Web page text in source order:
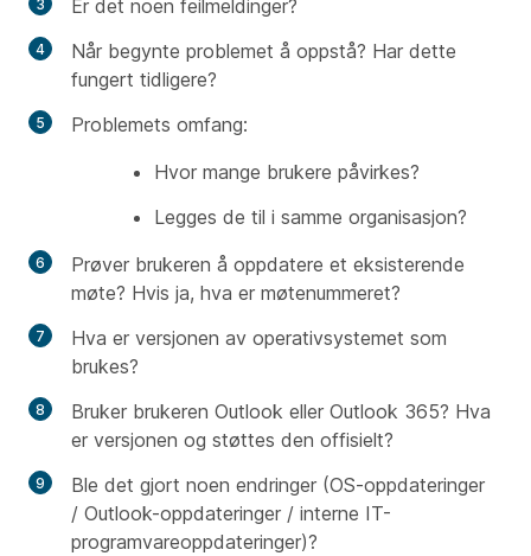
Er det noen feilmeldinger?
Når begynte problemet å oppstå? Har dette
fungert tidligere?
Problemets omfang:
Hvor mange brukere påvirkes?
Legges de til i samme organisasjon?
Prøver brukeren å oppdatere et eksisterende
møte? Hvis ja, hva er møtenummeret?
Hva er versjonen av operativsystemet som
brukes?
Bruker brukeren Outlook eller Outlook 365? Hva
er versjonen og støttes den offisielt?
Ble det gjort noen endringer (OS-oppdateringer
/ Outlook-oppdateringer / interne IT-
programvareoppdateringer)?